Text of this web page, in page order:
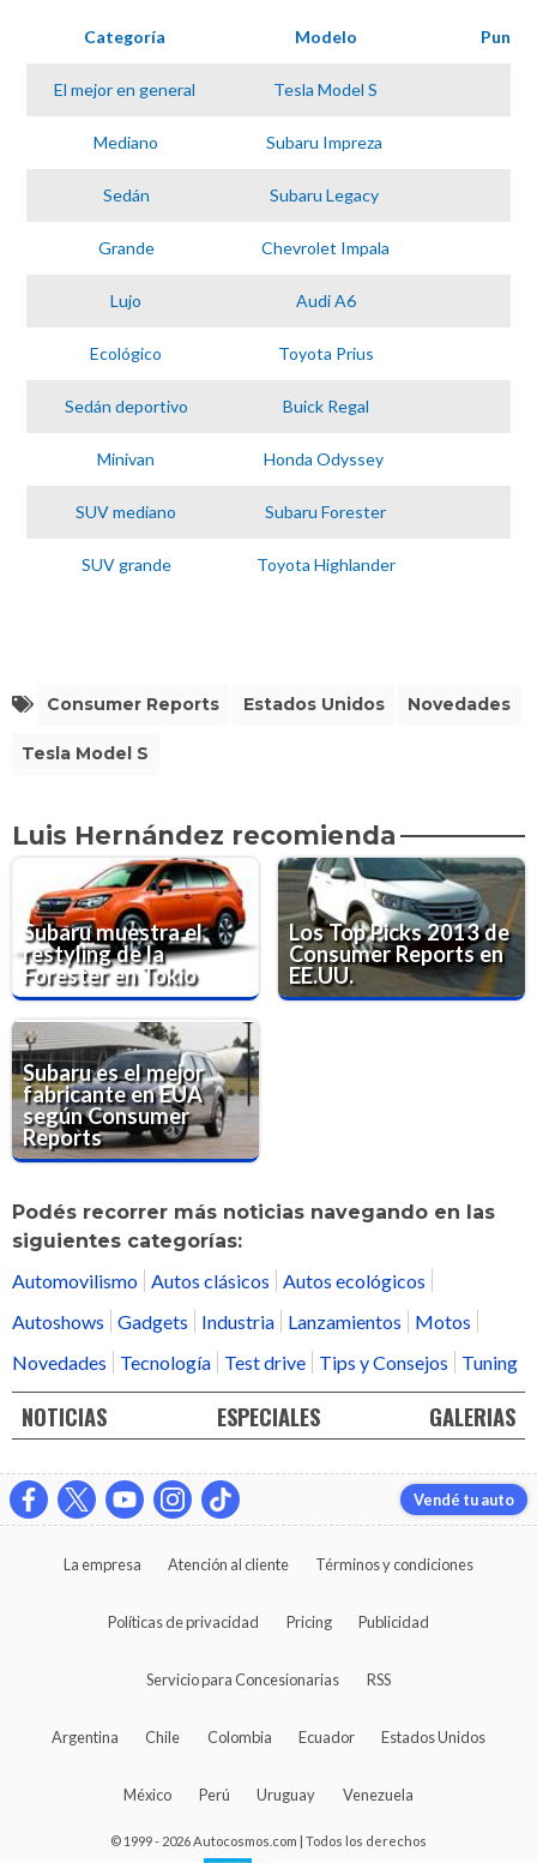
Categoría Modelo
El mejor en general Tesla Model S
Mediano Subaru Impreza
Sedán Subaru Legacy
Grande Chevrolet Impala
Lujo Audi A6
Ecológico Toyota Prius
Sedán deportivo Buick Regal
Minivan Honda Odyssey
SUV mediano Subaru Forester
SUV grande Toyota Highlander
Consumer Reports Estados Unidos Novedades
Tesla Model S
Luis Hernández recomienda
Subaru muestra el
restyling de la
Forester en Tokio
Los Top Picks 2013 de
Consumer Reports en
EE.UU.
Subaru es el mejor
fabricante en EUA
según Consumer
Reports
Podés recorrer más noticias navegando en las
siguientes categorías:
Automovilismo Autos clásicos
Autos ecológicos
Autoshows
Gadgets Industria Lanzamientos
Motos
Novedades
Tecnología Test drive Tips y Consejos Tuning
NOTICIAS ESPECIALES GALERIAS
Vendé tu auto
La empresa Atención al cliente Términos y condiciones
Políticas de privacidad Pricing Publicidad
Servicio para Concesionarias RSS
Argentina Chile Colombia Ecuador Estados Unidos
México Perú Uruguay Venezuela
© 1999 - 2026 Autocosmos.com | Todos los derechos